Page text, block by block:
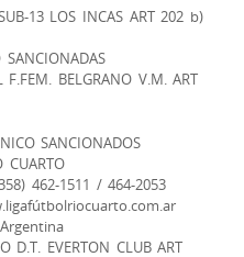
13 LOS INCAS ART 202 b)
SANCIONADAS
F.FEM. BELGRANO V.M. ART
SANCIONADOS
CUARTO
462-1511 / 464-2053
D.T. EVERTON CLUB ART